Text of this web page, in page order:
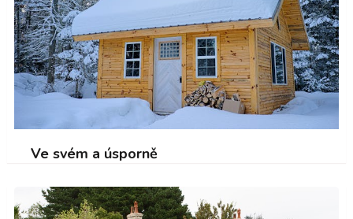
Ve svém a úsporně